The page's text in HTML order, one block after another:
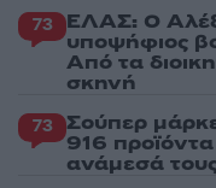
73 ΕΛΑΣ: Ο
υποψήφιος
Από τα
σκηνή
73 Σούπερ
916
ανάμεσά